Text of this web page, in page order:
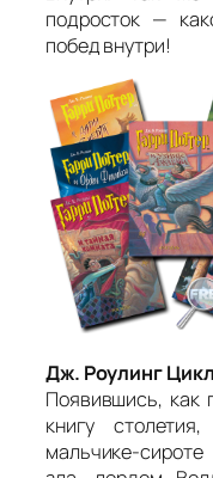
подросток —
побед внутри!
Дж. Роулинг
Появившись, как
книгу
мальчике-